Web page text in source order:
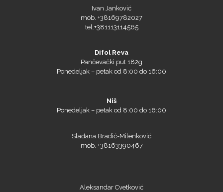
Ivan Janković
mob. +38169782027
tel.+381113114565
Difol Reva
Pančevački put 182g
Ponedeljak – petak od 8:00 do 16:00
Niš
Ponedeljak – petak od 8:00 do 16:00
Slađana Bradić-Milenković
mob. +38163390467
Aleksandar Cvetković